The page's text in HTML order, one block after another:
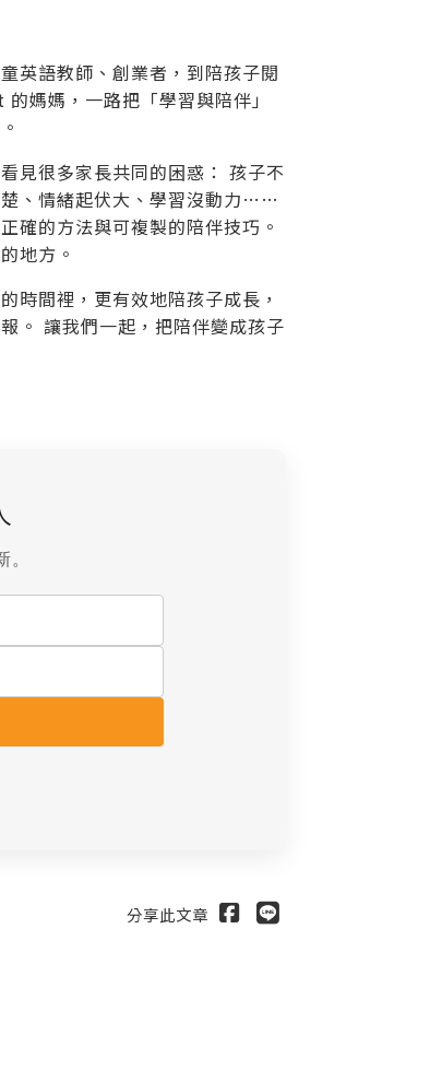
英語教師、創業者，到陪孩子閱
媽媽，一路把「學習與陪伴」
見很多家長共同的困惑： 孩子不
、情緒起伏大、學習沒動力……
確的方法與可複製的陪伴技巧。
地方。
時間裡，更有效地陪孩子成長，
。 讓我們一起，把陪伴變成孩子
分享此文章